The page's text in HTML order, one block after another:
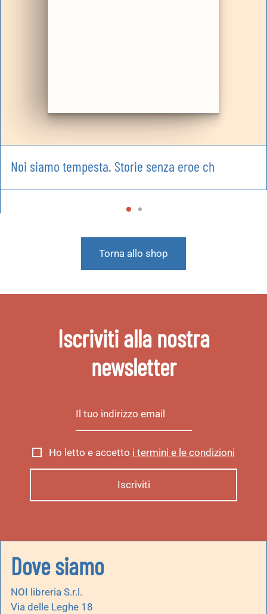
Noi siamo tempesta. Storie senza eroe ch
Torna allo shop
Iscriviti alla nostra
newsletter
Ho letto e accetto i termini e le condizioni
Dove siamo
NOI libreria S.r.l.
Via delle Leghe 18